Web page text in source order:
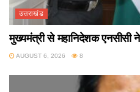
उत्तराखंड
मुख्यमंत्री से महानिदेशक एनसीसी ने
AUGUST 6, 2026 8